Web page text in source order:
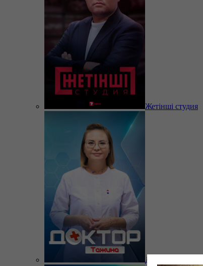
Жетінші студия
Доктор Тажина